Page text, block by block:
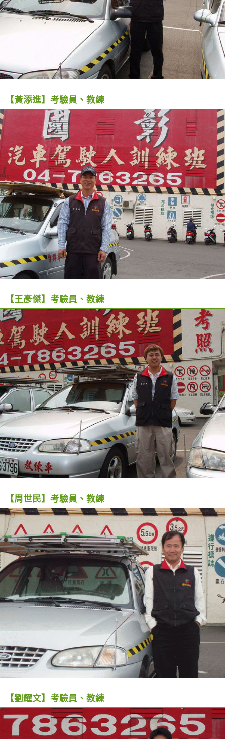
【黃添進】考驗員、教練
【王彥傑】考驗員、教練
【周世民】考驗員、教練
【劉耀文】考驗員、教練